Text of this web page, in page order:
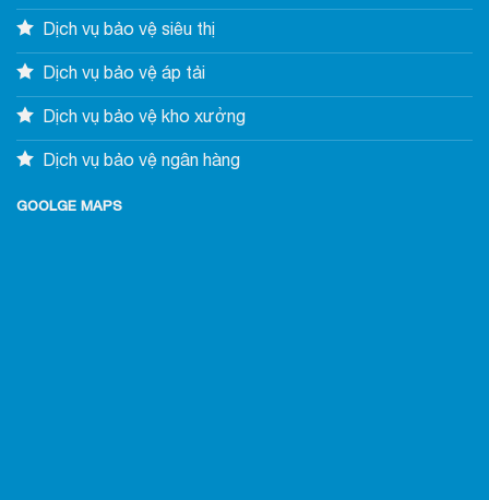
Dịch vụ bảo vệ siêu thị
Dịch vụ bảo vệ áp tải
Dịch vụ bảo vệ kho xưởng
Dịch vụ bảo vệ ngân hàng
GOOLGE MAPS